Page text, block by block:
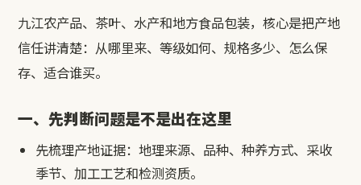
九江农产品、茶叶、水产和地方食品包装，核心是把产地
信任讲清楚：从哪里来、等级如何、规格多少、怎么保
存、适合谁买。
一、先判断问题是不是出在这里
先梳理产地证据：地理来源、品种、种养方式、采收
季节、加工工艺和检测资质。